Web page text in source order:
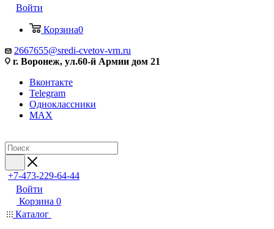
Войти
Корзина0
2667655@sredi-cvetov-vrn.ru
г. Воронеж, ул.60-й Армии дом 21
Вконтакте
Telegram
Одноклассники
MAX
+7-473-229-64-44
Войти
Корзина 0
Каталог